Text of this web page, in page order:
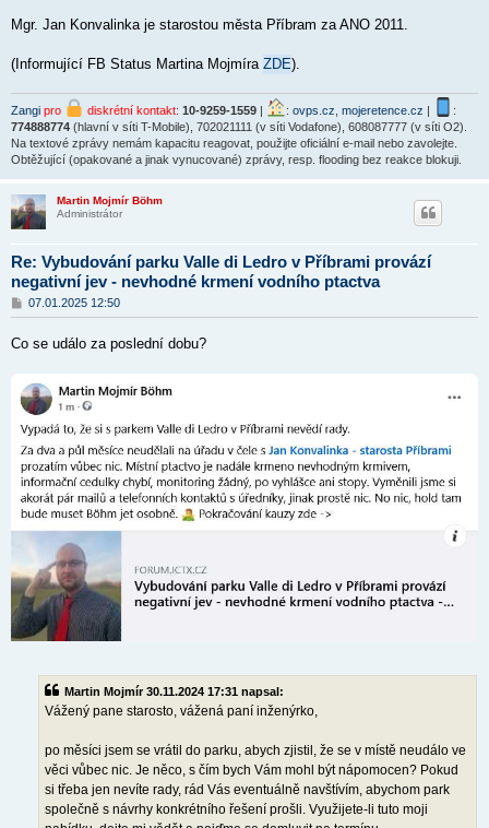
Mgr. Jan Konvalinka je starostou města Příbram za ANO 2011.
(Informující FB Status Martina Mojmíra ZDE).
Zangi pro diskrétní kontakt: 10-9259-1559 | : ovps.cz mojeretence.cz |
:
774888774 (hlavní v síti T-Mobile), 702021111 (v síti Vodafone), 608087777 (v síti O2).
Na textové zprávy nemám kapacitu reagovat, použijte oficiální e-mail nebo zavolejte.
Obtěžující (opakované a jinak vynucované) zprávy, resp. flooding bez reakce blokuji.
Martin Mojmír Böhm
Administrátor
Re: Vybudování parku Valle di Ledro v Příbrami provází
negativní jev - nevhodné krmení vodního ptactva
P
ř
s
v
e
k
07.01.2025 12:50
Co se událo za poslední dobu?
Martin Mojmír 30.11.2024 17:31 napsal:
Vážený pane starosto, vážená paní inženýrko,
po měsíci jsem se vrátil do parku, abych zjistil, že se v místě neudálo ve
věci vůbec nic. Je něco, s čím bych Vám mohl být nápomocen? Pokud
si třeba jen nevíte rady, rád Vás eventuálně navštívím, abychom park
společně s návrhy konkrétního řešení prošli. Využijete-li tuto moji